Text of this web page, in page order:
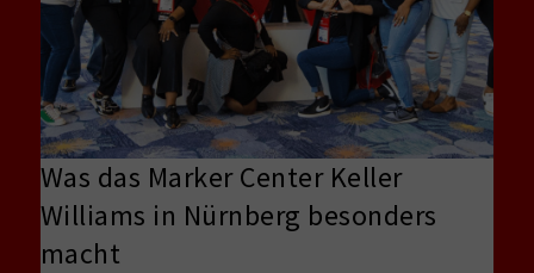
Was das Marker Center Keller
Williams in Nürnberg besonders
macht